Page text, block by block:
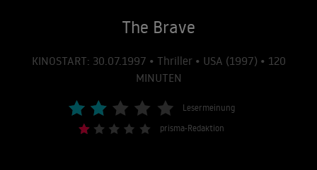
The Brave
KINOSTART: 30.07.1997 • Thriller • USA (1997) • 120
MINUTEN
Lesermeinung
prisma-Redaktion